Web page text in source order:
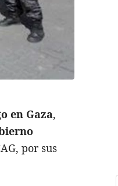
en Gaza,
por sus